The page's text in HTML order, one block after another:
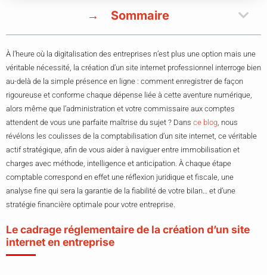
Sommaire
À l’heure où la digitalisation des entreprises n’est plus une option mais une
véritable nécessité, la création d’un site internet professionnel interroge bien
au-delà de la simple présence en ligne : comment enregistrer de façon
rigoureuse et conforme chaque dépense liée à cette aventure numérique,
alors même que l’administration et votre commissaire aux comptes
attendent de vous une parfaite maîtrise du sujet ? Dans ce blog, nous
révélons les coulisses de la comptabilisation d’un site internet, ce véritable
actif stratégique, afin de vous aider à naviguer entre immobilisation et
charges avec méthode, intelligence et anticipation. À chaque étape
comptable correspond en effet une réflexion juridique et fiscale, une
analyse fine qui sera la garantie de la fiabilité de votre bilan… et d’une
stratégie financière optimale pour votre entreprise.
Le cadrage réglementaire de la création d’un site
internet en entreprise